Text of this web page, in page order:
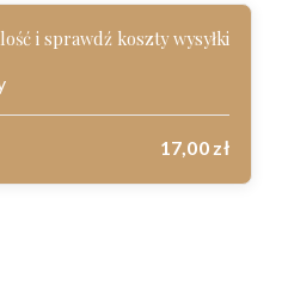
i sprawdź koszty wysyłki
17,00 zł